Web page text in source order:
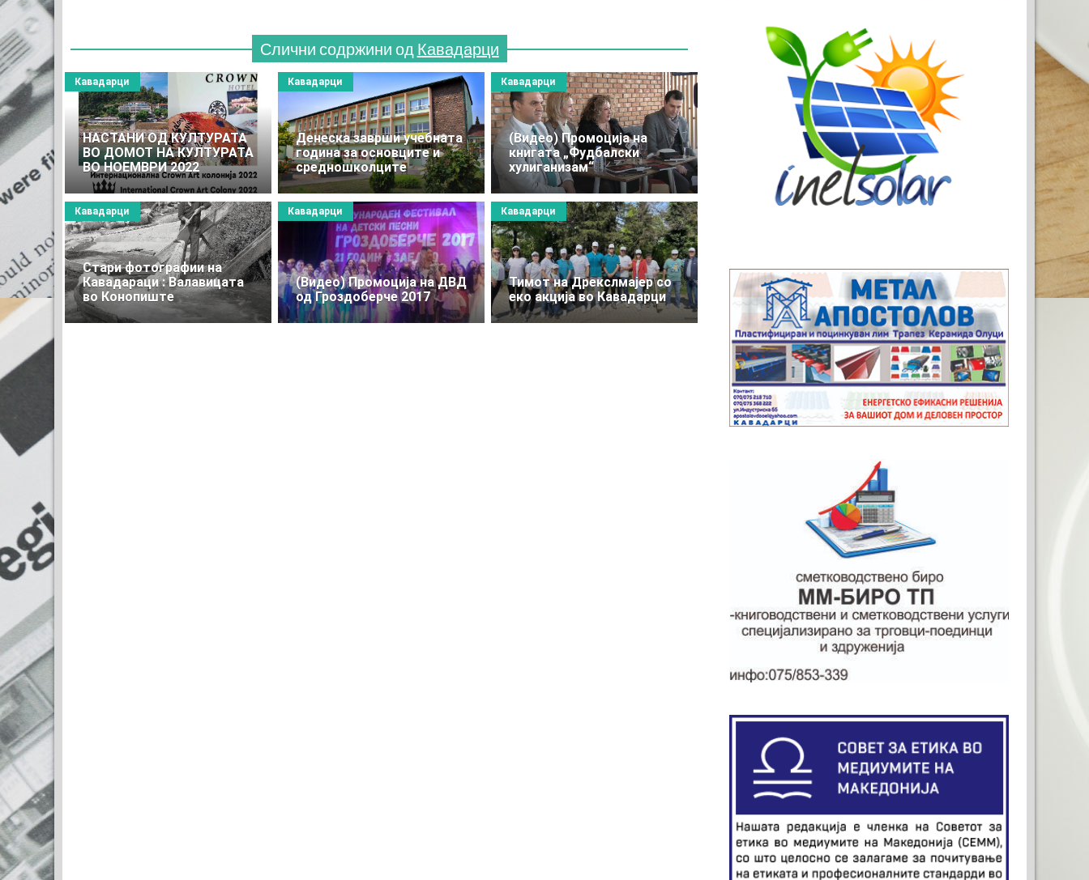
Слични содржини од Кавадарци
НАСТАНИ ОД КУЛТУРАТА
ВО ДОМОТ НА КУЛТУРАТА
ВО НОЕМВРИ 2022
Кавадарци
Денеска заврши учебната
година за основците и
средношколците
Кавадарци
(Видео) Промоција на
книгата „Фудбалски
хулиганизам“
Кавадарци
Стари фотографии на
Кавадараци : Валавицата
во Конопиште
Кавадарци
(Видео) Промоција на ДВД
од Гроздоберче 2017
Кавадарци
Тимот на Дрекслмајер со
еко акција во Кавадарци
Кавадарци